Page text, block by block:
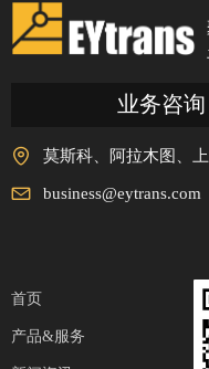
业务咨询
莫斯科、阿拉木图、
business@eytrans.com
首页
产品&服务